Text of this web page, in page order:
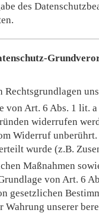
des
Rechtsgrundlagen
Art. 6 Abs. 1 lit.
widerrufen
Widerruf
wurde (z.B.
Maßnahmen
von Art. 6
gesetzlichen
Wahrung unserer